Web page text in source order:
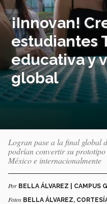
¡Innovan!
estudiantes
educativa y
global
Logran pase a la final global
podrían convertir su
México e internacionalmente
Por BELLA ÁLVAREZ | CAMPUS
Fotos BELLA ÁLVAREZ,